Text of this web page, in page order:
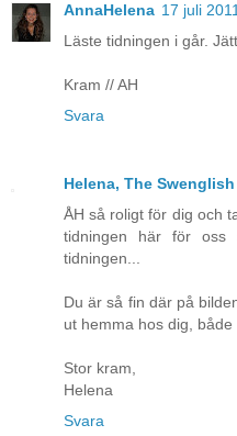
AnnaHelena 17 juli
Läste tidningen i går.
Kram // AH
Svara
Helena, The
ÅH så roligt för dig och
tidningen här för
tidningen...
Du är så fin där på
ut hemma hos dig, både
Stor kram,
Helena
Svara